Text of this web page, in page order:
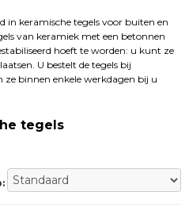
in keramische tegels voor buiten en
van keramiek met een betonnen
hoeft te worden: u kunt ze
U bestelt de tegels bij
ze binnen enkele werkdagen bij u
tegels